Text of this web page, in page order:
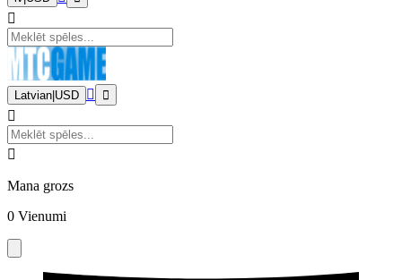
Latvian USD
Mana grozs
0 Vienumi